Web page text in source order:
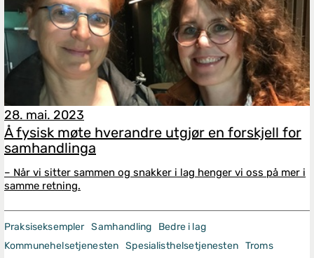
28. mai. 2023
Å fysisk møte hverandre utgjør en forskjell for
samhandlinga
– Når vi sitter sammen og snakker i lag henger vi oss på mer i
samme retning.
Praksiseksempler Samhandling
Bedre i lag
Kommunehelsetjenesten
Spesialisthelsetjenesten Troms